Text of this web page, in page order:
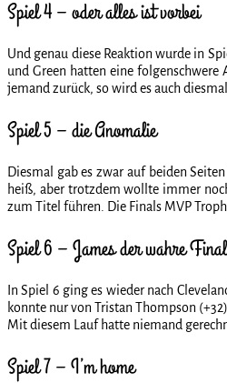
Spiel 4 – oder alles ist vorbei
Und genau diese Reaktion wurde in
und Green hatten eine
jemand zurück, so wird es auch
Spiel 5 – die Anomalie
Diesmal gab es zwar auf beiden
heiß, aber trotzdem wollte immer
zum Titel führen. Die Finals MVP
Spiel 6 – James der wahre
In Spiel 6 ging es wieder nach
konnte nur von Tristan Thompson
Mit diesem Lauf hatte niemand
Spiel 7 – I’m home